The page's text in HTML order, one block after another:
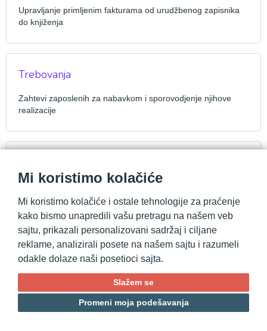
Mi koristimo kolačiće
Mi koristimo kolačiće i ostale tehnologije za praćenje
kako bismo unapredili vašu pretragu na našem veb
sajtu, prikazali personalizovani sadržaj i ciljane
reklame, analizirali posete na našem sajtu i razumeli
odakle dolaze naši posetioci sajta.
Slažem se
Promeni moja podešavanja
Upravljanje primljenim fakturama od urudžbenog zapisnika
do knjiženja
Trebovanja
Zahtevi zaposlenih za nabavkom i sporovodjenje njihove
realizacije
nabavljenog.
Evidencija prijema
Manuelni i bar code unos primljenih količina i poredjenje sa